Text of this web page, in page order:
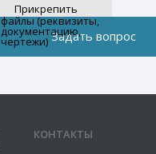
Прикрепить
файлы (реквизиты,
документацию,
чертежи)
КОНТАКТЫ